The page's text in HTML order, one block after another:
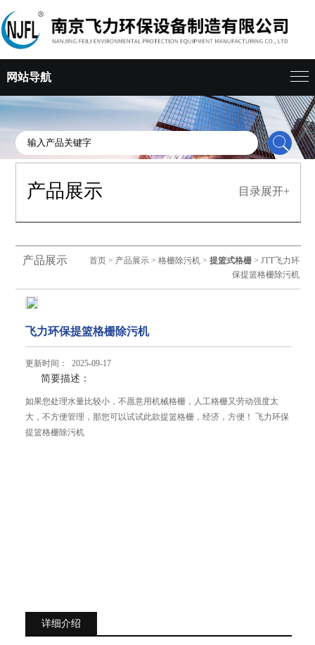
网站导航
产品展示 目录展开+
产品展示 首页> 产品展示> 格栅除污机> 提篮式格栅> JTT飞力环
保提篮格栅除污机
飞力环保提篮格栅除污机
更新时间： 2025-09-17
简要描述：
如果您处理水量比较小，不愿意用机械格栅，人工格栅又劳动强度太
大，不方便管理，那您可以试试此款提篮格栅，经济，方便！ 飞力环保
提篮格栅除污机
详细介绍